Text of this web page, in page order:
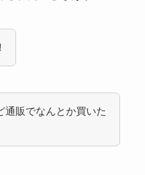
通販でなんとか買いた